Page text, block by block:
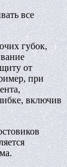
все
губок,
от
при
включив